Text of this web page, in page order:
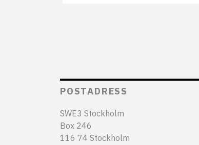
POSTADRESS
SWE3 Stockholm
Box 246
116 74 Stockholm